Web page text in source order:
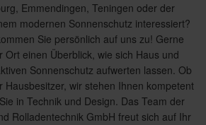
Emmendingen, Teningen oder der
modernen Sonnenschutz interessiert?
Sie persönlich auf uns zu! Gerne
Ort einen Überblick, wie sich Haus und
Sonnenschutz aufwerten lassen. Ob
Hausbesitzer, wir stehen Ihnen kompetent
in Technik und Design. Das Team der
Rolladentechnik GmbH freut sich auf Ihr